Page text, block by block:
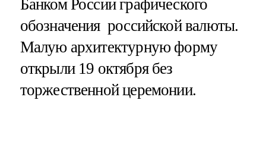
Банком России графического
обозначения российской валюты.
Малую архитектурную форму
открыли 19 октября без
торжественной церемонии.